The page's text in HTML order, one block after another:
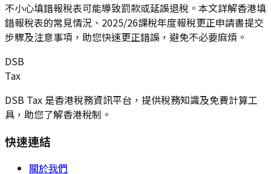
不小心填錯報稅表可能導致罰款或延誤退稅。本文詳解香港填
錯報稅表的常見情況、2025/26課稅年度報稅更正申請書提交
步驟及注意事項，助您快速更正錯誤，避免不必要麻煩。
DSB
Tax
DSB Tax 是香港稅務資訊平台，提供稅務知識及免費計算工
具，助您了解香港稅制。
快速連結
關於我們